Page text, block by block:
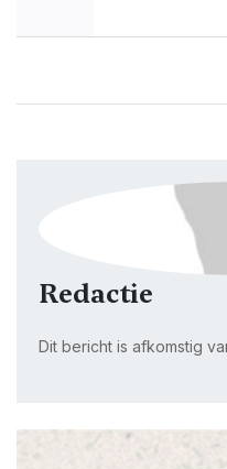
Redactie
Dit bericht is afkomstig